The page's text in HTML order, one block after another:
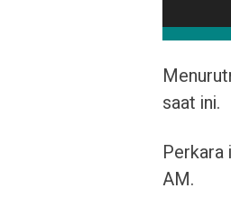
saat ini.
Perkara
AM.